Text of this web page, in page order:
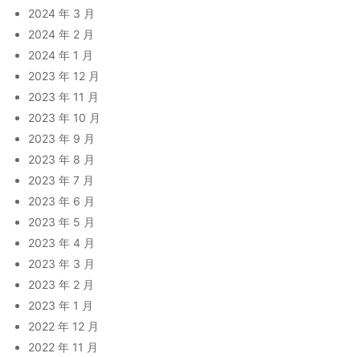
2024 年 3 月
2024 年 2 月
2024 年 1 月
2023 年 12 月
2023 年 11 月
2023 年 10 月
2023 年 9 月
2023 年 8 月
2023 年 7 月
2023 年 6 月
2023 年 5 月
2023 年 4 月
2023 年 3 月
2023 年 2 月
2023 年 1 月
2022 年 12 月
2022 年 11 月